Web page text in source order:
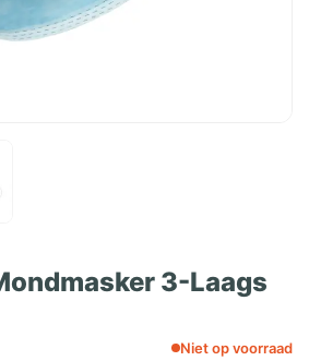
3-Laags
Niet op voorraad